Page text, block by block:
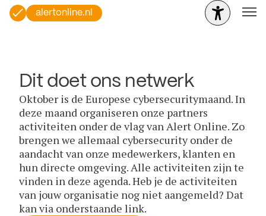
alertonline.nl
Dit doet ons netwerk
Oktober is de Europese cybersecuritymaand. In
deze maand organiseren onze partners
activiteiten onder de vlag van Alert Online. Zo
brengen we allemaal cybersecurity onder de
aandacht van onze medewerkers, klanten en
hun directe omgeving. Alle activiteiten zijn te
vinden in deze agenda. Heb je de activiteiten
van jouw organisatie nog niet aangemeld? Dat
kan via onderstaande link.